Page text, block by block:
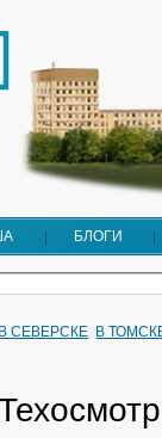
БЛОГИ
В СЕВЕРСКЕ В